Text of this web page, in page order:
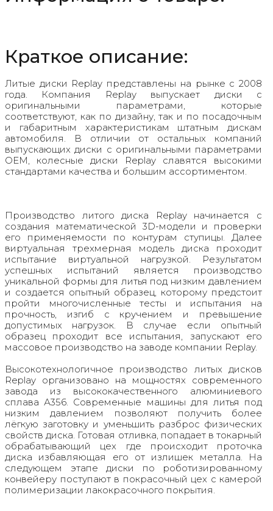
Краткое описание:
Литые диски Replay представлены на рынке с 2008
года. Компания Replay выпускает диски с
оригинальными параметрами, которые
соответствуют, как по дизайну, так и по посадочным
и габаритным характеристикам штатным дискам
автомобиля. В отличии от остальных компаний
выпускающих диски с оригинальными параметрами
OEM, колесные диски Replay славятся высокими
стандартами качества и большим ассортиментом.
Производство литого диска Replay начинается с
создания математической 3D-модели и проверки
его применяемости по контурам ступицы. Далее
виртуальная трехмерная модель диска проходит
испытание виртуальной нагрузкой. Результатом
успешных испытаний является производство
уникальной формы для литья под низким давлением
и создается опытный образец, которому предстоит
пройти многочисленные тесты и испытания на
прочность, изгиб с кручением и превышение
допустимых нагрузок. В случае если опытный
образец проходит все испытания, запускают его
массовое производство на заводе компании Replay.
Высокотехнологичное производство литых дисков
Replay организовано на мощностях современного
завода из высококачественного алюминиевого
сплава А356. Современные машины для литья под
низким давлением позволяют получить более
лёгкую заготовку и уменьшить разброс физических
свойств диска. Готовая отливка, попадает в токарный
обрабатывающий цех где происходит проточка
диска избавляющая его от излишек металла. На
следующем этапе диски по роботизированному
конвейеру поступают в покрасочный цех с камерой
полимеризации лакокрасочного покрытия.